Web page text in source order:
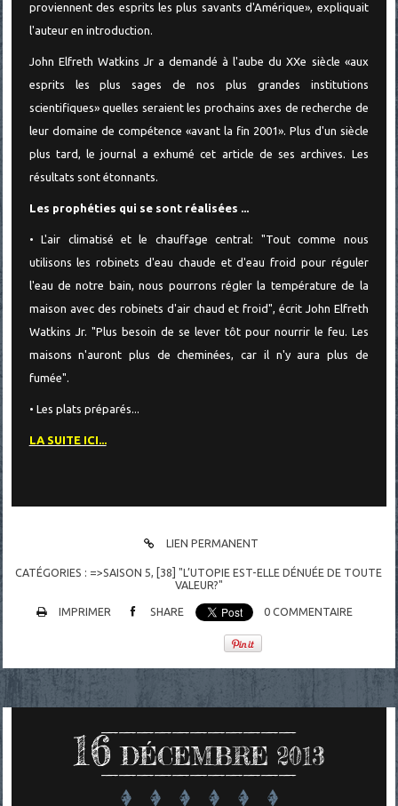
proviennent des esprits les plus savants d'Amérique», expliquait
l'auteur en introduction.
John Elfreth Watkins Jr a demandé à l'aube du XXe siècle «aux
esprits les plus sages de nos plus grandes institutions
scientifiques» quelles seraient les prochains axes de recherche de
leur domaine de compétence «avant la fin 2001». Plus d'un siècle
plus tard, le journal a exhumé cet article de ses archives. Les
résultats sont étonnants.
Les prophéties qui se sont réalisées ...
• L'air climatisé et le chauffage central: "Tout comme nous
utilisons les robinets d'eau chaude et d'eau froid pour réguler
l'eau de notre bain, nous pourrons régler la température de la
maison avec des robinets d'air chaud et froid", écrit John Elfreth
Watkins Jr. "Plus besoin de se lever tôt pour nourrir le feu. Les
maisons n'auront plus de cheminées, car il n'y aura plus de
fumée".
• Les plats préparés...
LA SUITE ICI...
LIEN PERMANENT
CATÉGORIES : =>SAISON 5,
[38] "L’UTOPIE EST-ELLE DÉNUÉE DE TOUTE
VALEUR?"
IMPRIMER SHARE 0 COMMENTAIRE
16 DÉCEMBRE 2013